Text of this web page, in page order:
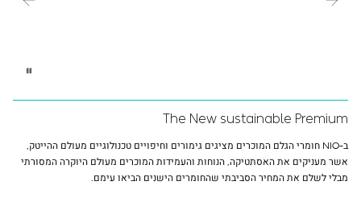
The New sustainable Premium
ב-NIO חומרי הגלם המוכרים מציגים גימורים וחיפויים טכנולוגיים מעולם ההייטק,
אשר מעניקים את האסתטיקה, הנוחות והעמידות המוכרים מעולם היוקרה המסורתי
מבלי לשלם את המחיר הסביבתי שהחומרים הישנים הביאו עימם.